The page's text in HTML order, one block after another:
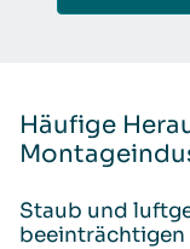
Häufige
Staub und
beeinträchtigen